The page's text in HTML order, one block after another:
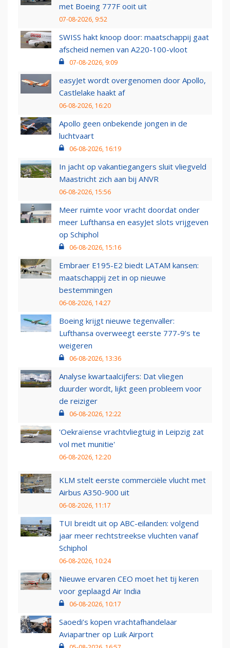
met Boeing 777F ooit uit
07-08-2026, 9:52
SWISS hakt knoop door: maatschappij gaat
afscheid nemen van A220-100-vloot
07-08-2026, 9:09
easyJet wordt overgenomen door Apollo,
Castlelake haakt af
06-08-2026, 16:20
Apollo geen onbekende jongen in de
luchtvaart
06-08-2026, 16:19
In jacht op vakantiegangers sluit vliegveld
Maastricht zich aan bij ANVR
06-08-2026, 15:56
Meer ruimte voor vracht doordat onder
meer Lufthansa en easyJet slots vrijgeven
op Schiphol
06-08-2026, 15:16
Embraer E195-E2 biedt LATAM kansen:
maatschappij zet in op nieuwe
bestemmingen
06-08-2026, 14:27
Boeing krijgt nieuwe tegenvaller:
Lufthansa overweegt eerste 777-9’s te
weigeren
06-08-2026, 13:36
Analyse kwartaalcijfers: Dat vliegen
duurder wordt, lijkt geen probleem voor
de reiziger
06-08-2026, 12:22
'Oekraïense vrachtvliegtuig in Leipzig zat
vol met munitie'
06-08-2026, 12:20
KLM stelt eerste commerciële vlucht met
Airbus A350-900 uit
06-08-2026, 11:17
TUI breidt uit op ABC-eilanden: volgend
jaar meer rechtstreekse vluchten vanaf
Schiphol
06-08-2026, 10:24
Nieuwe ervaren CEO moet het tij keren
voor geplaagd Air India
06-08-2026, 10:17
Saoedi’s kopen vrachtafhandelaar
Aviapartner op Luik Airport